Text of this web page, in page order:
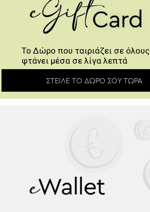
Το Δώρο που ταιριάζει σε όλους
φτάνει μέσα σε λίγα λεπτά
ΣΤΕΊΛΕ ΤΟ ΔΏΡΟ ΣΟΥ ΤΏΡΑ